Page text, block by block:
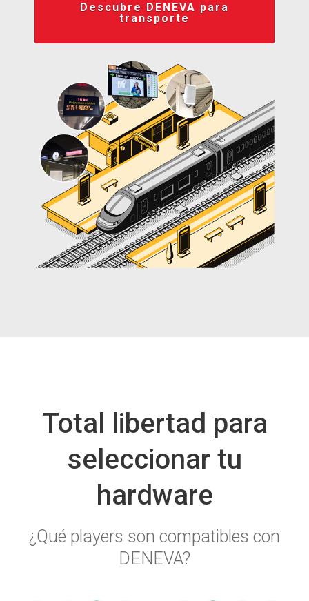
Descubre DENEVA para
transporte
Total libertad para
seleccionar tu
hardware
¿Qué players son compatibles con
DENEVA?